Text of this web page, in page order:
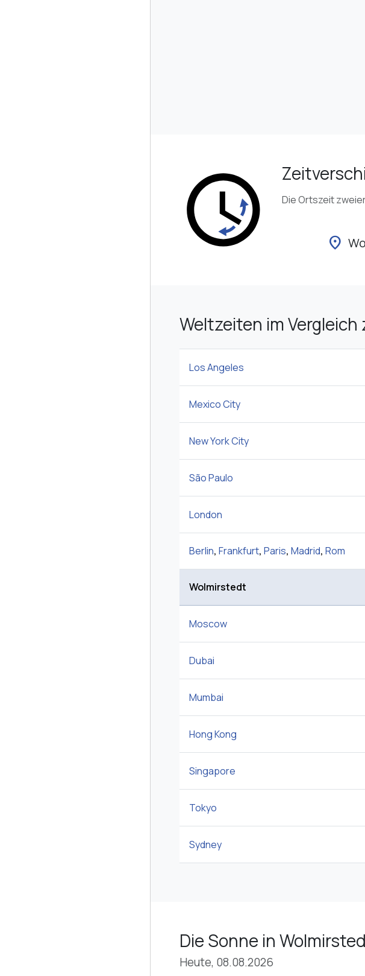
Die Ortszeit
location_on
Weltzeiten im
Los Angeles
Mexico City
New York City
São Paulo
London
Berlin, Frankfurt, Paris, Madrid, Rom
Wolmirstedt
Moscow
Dubai
Mumbai
Hong Kong
Singapore
Tokyo
Sydney
Die Sonne in
Heute, 08.08.2026